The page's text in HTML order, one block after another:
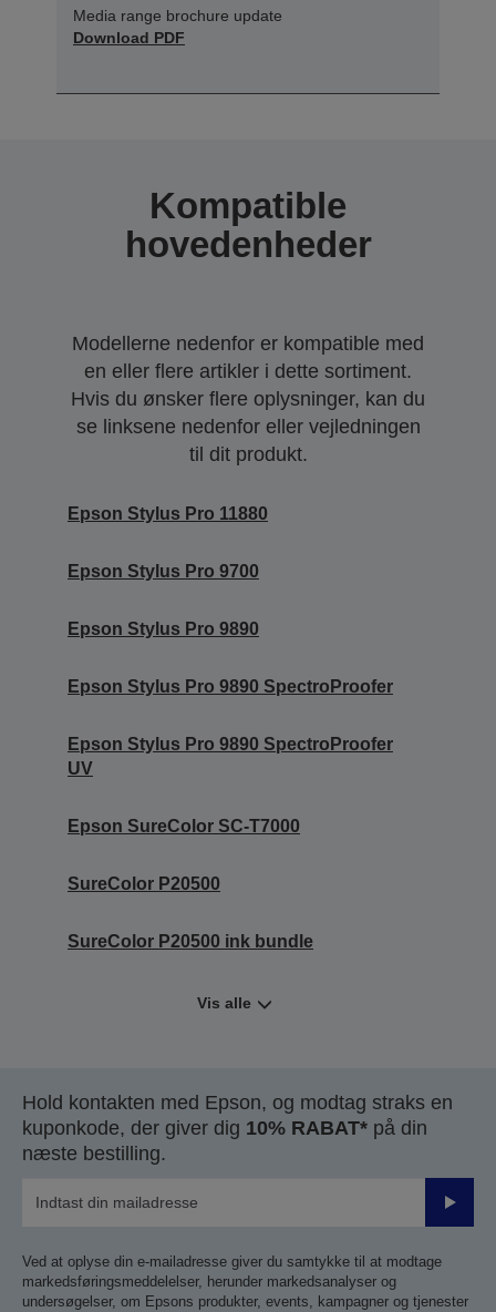
Media range brochure update
Download PDF
Kompatible
hovedenheder
Modellerne nedenfor er kompatible med
en eller flere artikler i dette sortiment.
Hvis du ønsker flere oplysninger, kan du
se linksene nedenfor eller vejledningen
til dit produkt.
Epson Stylus Pro 11880
Epson Stylus Pro 9700
Epson Stylus Pro 9890
Epson Stylus Pro 9890 SpectroProofer
Epson Stylus Pro 9890 SpectroProofer
UV
Epson SureColor SC-T7000
SureColor P20500
SureColor P20500 ink bundle
Vis alle
Hold kontakten med Epson, og modtag straks en
kuponkode, der giver dig 10% RABAT* på din
næste bestilling.
Send
Ved at oplyse din e-mailadresse giver du samtykke til at modtage
markedsføringsmeddelelser, herunder markedsanalyser og
undersøgelser, om Epsons produkter, events, kampagner og tjenester